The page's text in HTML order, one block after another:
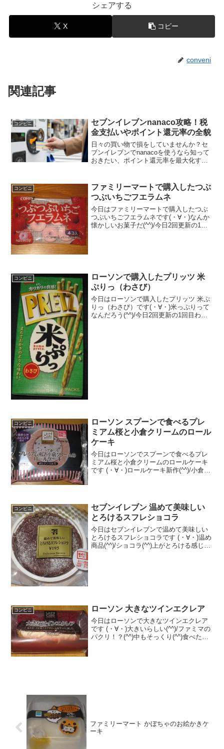
シェアする
X コピー
conveni
関連記事
コンビニ
セブンイレブンnanaco攻略！税
金支払いやポイント還元率の全貌
日々の買い物で損をしていませんか？セ
ブンイレブンでnanacoを使うなら知って
おきたい、ポイント還元率を最大化する
説。機種変更時のトラブル回避法も含
め、セブンイレブンとnanacoを使いこな
して家計を守るための全知識を分かりや
すく公開します。
コンビニ
ファミリーマートで購入したつぶ
つぶいちごフエラムネ
今日はファミリーマートで購入したつぶ
つぶいちごフエラムネです(・∀・)なんか
懐かしいお菓子だ(^^)/今日2回更新の1回
コンビニ
ローソンで購入したプリッツ 米
ぷりっ（わさび）
今日はローソンで購入したプリッツ 米ぷ
りっ（わさび）です(・∀・)米っぷりって
なんだろう(^^)/今日2回更新の1回目わさ
コンビニ
ローソン スプーンで食べるプレ
ミアム桜と小倉クリームのロール
ケーキ
今日はローソンでスプーンで食べるプレ
ミアム桜と小倉クリームのロールケーキ
です (・∀・)ロールケーキ新作(^^)/小倉
リ...
コンビニ
セブンイレブン 温めて美味しい
とろけるスフレショコラ
今日はセブンイレブンで温めて美味しい
とろけるスフレショコラです (・∀・)温め
商品(^^)/ショコラ(^^)上がとろける感じ
コンビニ ローソン 大きなツインエクレア
今日はローソンで大きなツインエクレア
です (・∀・)大きいらしい(^^)/ファミマの
パクリ！？(^^)中もそっくり(^^)食べた評
ファミリーマート かぼちゃのお絵かきケ
ーキ